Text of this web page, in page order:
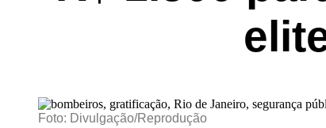
Foto: Divulgação/Reprodução